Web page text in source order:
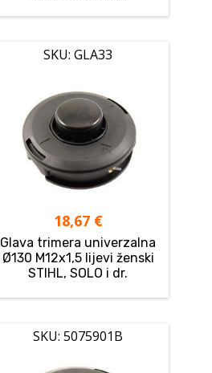
SKU: GLA33
18,67 €
Glava trimera univerzalna
Ø130 M12x1,5 lijevi ženski
STIHL, SOLO i dr.
SKU: 5075901B